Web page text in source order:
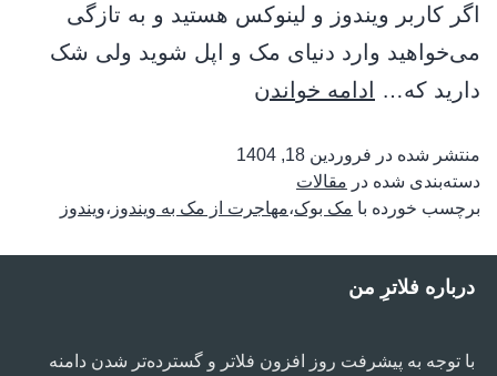
اگر کاربر ویندوز و لینوکس هستید و به تازگی
می‌خواهید وارد دنیای مک و اپل شوید ولی شک
دارید که…
ادامه خواندن
منتشر شده در فروردین 18, 1404
دسته‌بندی شده در مقالات
برچسب خورده با مک بوک،مهاجرت از مک به ویندوز ،ویندوز
درباره فلاترِ من
با توجه به پیشرفت روز افزون فلاتر و گسترده‌تر شدن دامنه